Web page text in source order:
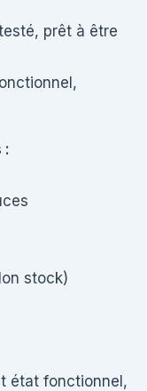
prêt à être
:
stock)
état fonctionnel,